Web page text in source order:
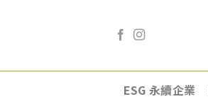
ESG 永續企業